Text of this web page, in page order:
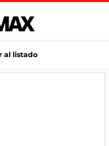
al listado